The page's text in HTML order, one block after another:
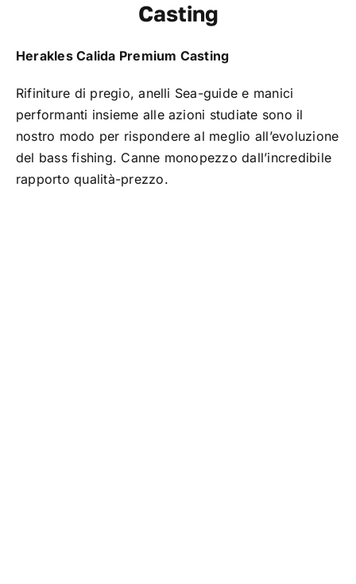
Casting
Herakles Calida Premium Casting
Rifiniture di pregio, anelli Sea-guide e manici
performanti insieme alle azioni studiate sono il
nostro modo per rispondere al meglio all’evoluzione
del bass fishing. Canne monopezzo dall’incredibile
rapporto qualità-prezzo.